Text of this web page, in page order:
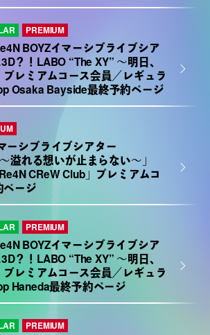
BOYZイマーシブライブシア
？！LABO “The XY” ～明日、
レミアムコース会員／レギュラ
Osaka Bayside最終予約ページ
PREMIUM
ーシブライブシアター
溢れる想いが止まらない〜」
CReW Club」プレミアムコ
ページ
BOYZイマーシブライブシア
？！LABO “The XY” ～明日、
レミアムコース会員／レギュラ
Haneda最終予約ページ
PREMIUM
PREMIUM